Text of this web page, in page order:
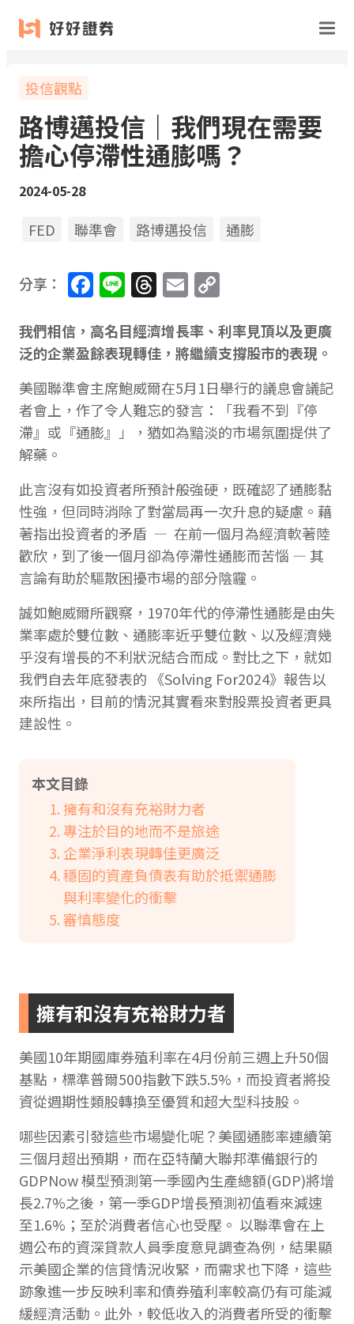
投信觀點
路博邁投信｜我們現在需要
擔心停滯性通膨嗎？
2024-05-28
FED 聯準會 路博邁投信 通膨
分享： Facebook
LineThreads
Email
我們相信，高名目經濟增長率、利率見頂以及更廣
泛的企業盈餘表現轉佳，將繼續支撐股市的表現。
美國聯準會主席鮑威爾在5月1日舉行的議息會議記
者會上，作了令人難忘的發言：「我看不到『停
滯』或『通膨』」，猶如為黯淡的市場氛圍提供了
解藥。
此言沒有如投資者所預計般強硬，既確認了通膨黏
性強，但同時消除了對當局再一次升息的疑慮。藉
著指出投資者的矛盾 — 在前一個月為經濟軟著陸
歡欣，到了後一個月卻為停滯性通膨而苦惱 — 其
言論有助於驅散困擾市場的部分陰霾。
誠如鮑威爾所觀察，1970年代的停滯性通膨是由失
業率處於雙位數、通膨率近乎雙位數、以及經濟幾
乎沒有增長的不利狀況結合而成。對比之下，就如
我們自去年底發表的 《Solving For2024》報告以
來所指出，目前的情況其實看來對股票投資者更具
建設性。
本文目錄
擁有和沒有充裕財力者
專注於目的地而不是旅途
企業淨利表現轉佳更廣泛
穩固的資產負債表有助於抵禦通膨
與利率變化的衝擊
審慎態度
擁有和沒有充裕財力者
美國10年期國庫券殖利率在4月份前三週上升50個
基點，標準普爾500指數下跌5.5%，而投資者將投
資從週期性類股轉換至優質和超大型科技股。
哪些因素引發這些市場變化呢？美國通膨率連續第
三個月超出預期，而在亞特蘭大聯邦準備銀行的
GDPNow 模型預測第一季國內生產總額(GDP)將增
長2.7%之後，第一季GDP增長預測初值看來減速
至1.6%；至於消費者信心也受壓。 以聯準會在上
週公布的資深貸款人員季度意見調查為例，結果顯
示美國企業的信貸情況收緊，而需求也下降，這些
跡象進一步反映利率和債券殖利率較高仍有可能減
緩經濟活動。此外，較低收入的消費者所受的衝擊